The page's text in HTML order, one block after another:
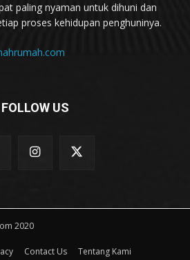
paling nyaman untuk dihuni dan
proses kehidupan penghuninya.
FOLLOW US
2020
Contact Us Tentang Kami